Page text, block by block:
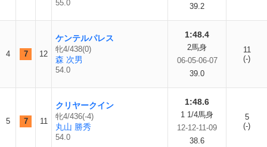
55.0
39.2
4 7 12
ケンテルパレス
牝4/438(0)
森 次男
54.0
1:48.4
2馬身
06-05-06-07
39.0
11
(-)
5 7 11
クリヤークイン
牝4/436(-4)
丸山 勝秀
54.0
1:48.6
1 1/4馬身
12-12-11-09
38.6
5
(-)